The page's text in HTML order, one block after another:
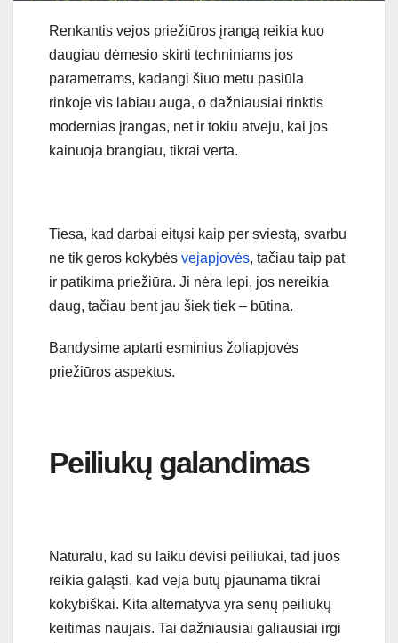
Renkantis vejos priežiūros įrangą reikia kuo
daugiau dėmesio skirti techniniams jos
parametrams, kadangi šiuo metu pasiūla
rinkoje vis labiau auga, o dažniausiai rinktis
modernias įrangas, net ir tokiu atveju, kai jos
kainuoja brangiau, tikrai verta.
Tiesa, kad darbai eitųsi kaip per sviestą, svarbu
ne tik geros kokybės vejapjovės, tačiau taip pat
ir patikima priežiūra. Ji nėra lepi, jos nereikia
daug, tačiau bent jau šiek tiek – būtina.
Bandysime aptarti esminius žoliapjovės
priežiūros aspektus.
Peiliukų galandimas
Natūralu, kad su laiku dėvisi peiliukai, tad juos
reikia galąsti, kad veja būtų pjaunama tikrai
kokybiškai. Kita alternatyva yra senų peiliukų
keitimas naujais. Tai dažniausiai galiausiai irgi